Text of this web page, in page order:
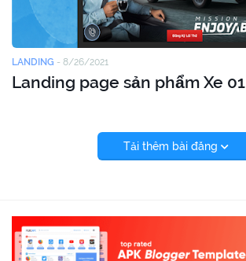
LANDING - 8/26/2021
Landing page sản phẩm Xe 01
Tải thêm bài đăng